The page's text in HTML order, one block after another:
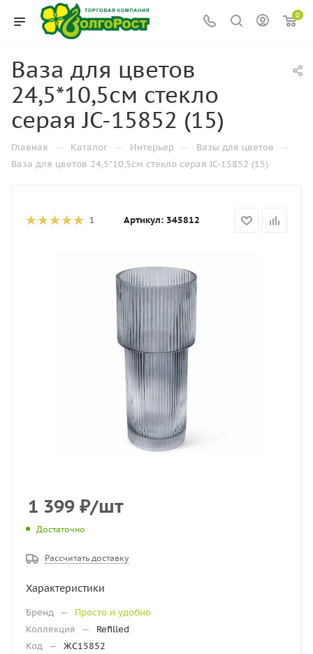
0
Ваза для цветов
24,5*10,5см стекло
серая JC-15852 (15)
Главная — Каталог — Интерьер — Вазы для цветов —
Ваза для цветов 24,5*10,5см стекло серая JC-15852 (15)
1 Артикул: 345812
1 399 ₽/шт
Достаточно
Рассчитать доставку
Характеристики
Бренд —
Просто и удобно
Коллекция
—
Refilled
Код —
ЖС15852